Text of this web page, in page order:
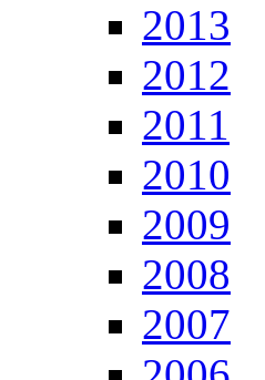
2013
2012
2011
2010
2009
2008
2007